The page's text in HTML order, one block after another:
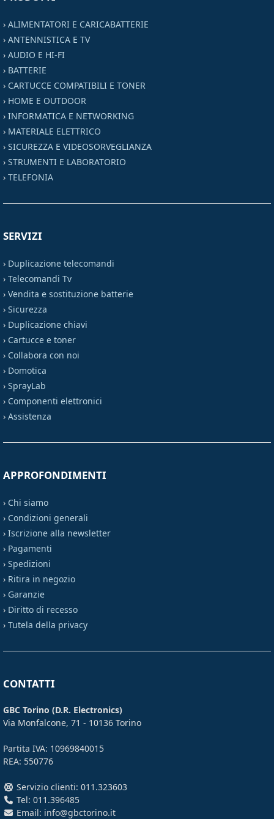
› ALIMENTATORI E CARICABATTERIE
› ANTENNISTICA E TV
› AUDIO E HI-FI
› BATTERIE
› CARTUCCE COMPATIBILI E TONER
› HOME E OUTDOOR
› INFORMATICA E NETWORKING
› MATERIALE ELETTRICO
› SICUREZZA E VIDEOSORVEGLIANZA
› STRUMENTI E LABORATORIO
› TELEFONIA
SERVIZI
› Duplicazione telecomandi
› Telecomandi Tv
› Vendita e sostituzione batterie
› Sicurezza
› Duplicazione chiavi
› Cartucce e toner
› Collabora con noi
› Domotica
› SprayLab
› Componenti elettronici
› Assistenza
APPROFONDIMENTI
› Chi siamo
› Condizioni generali
› Iscrizione alla newsletter
› Pagamenti
› Spedizioni
› Ritira in negozio
› Garanzie
› Diritto di recesso
› Tutela della privacy
CONTATTI
GBC Torino (D.R. Electronics)
Via Monfalcone, 71 - 10136 Torino
Partita IVA: 10969840015
REA: 550776
Servizio clienti: 011.323603
Tel: 011.396485
Email: info@gbctorino.it